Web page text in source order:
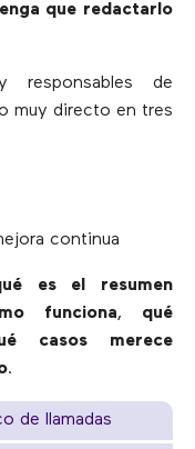
que redactarlo
responsables de
muy directo en tres
continua
es el resumen
funciona, qué
casos merece
.
de llamadas